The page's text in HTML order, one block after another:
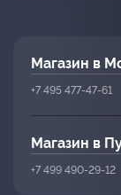
Магазин в
+7 495 477-47-61
Магазин в
+7 499 490-29-12